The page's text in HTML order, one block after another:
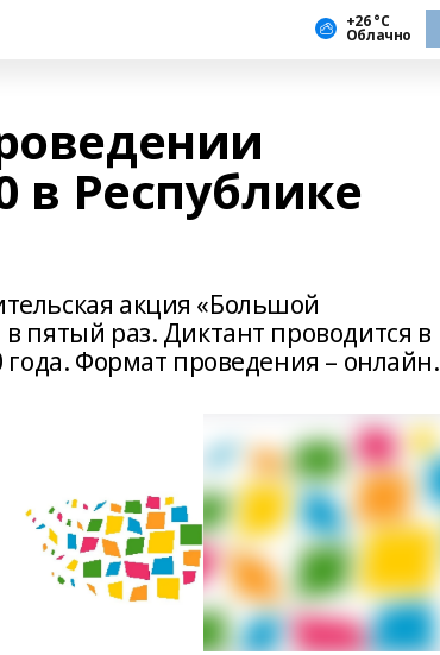
+26 °С
Облачно
в Республике
акция «Большой
пятый раз. Диктант проводится в
Формат проведения – онлайн.